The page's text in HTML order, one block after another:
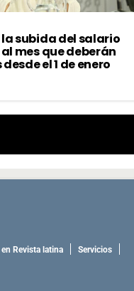
subida del salario
al mes que deberán
el 1 de enero
Revista latina
Servicios